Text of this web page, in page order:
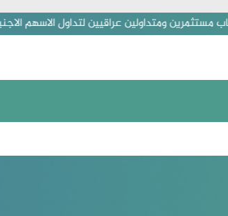
عراقيين لتداول الاسهم الاجنبية